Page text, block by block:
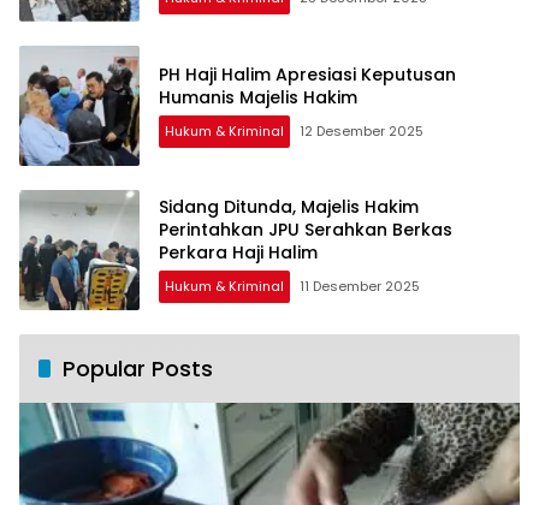
PH Haji Halim Apresiasi Keputusan
Humanis Majelis Hakim
Hukum & Kriminal 12 Desember 2025
Sidang Ditunda, Majelis Hakim
Perintahkan JPU Serahkan Berkas
Perkara Haji Halim
Hukum & Kriminal 11 Desember 2025
Popular Posts